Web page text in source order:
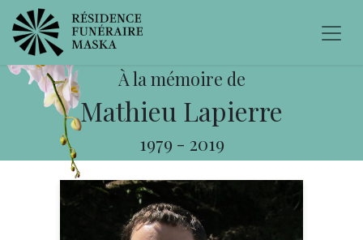
À la mémoire de
Mathieu Lapierre
1979 - 2019